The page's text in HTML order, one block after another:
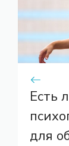
Есть
для